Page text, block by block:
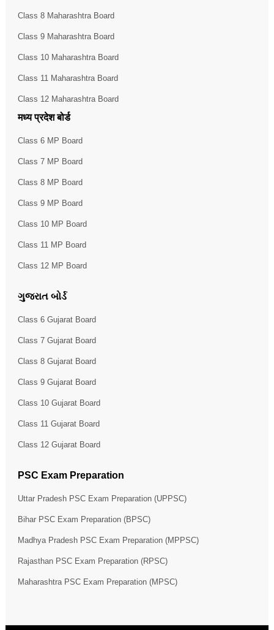
Class 8 Maharashtra Board
Class 9 Maharashtra Board
Class 10 Maharashtra Board
Class 11 Maharashtra Board
Class 12 Maharashtra Board
मध्य प्रदेश बोर्ड
Class 6 MP Board
Class 7 MP Board
Class 8 MP Board
Class 9 MP Board
Class 10 MP Board
Class 11 MP Board
Class 12 MP Board
ગુજરાત બોર્ડ
Class 6 Gujarat Board
Class 7 Gujarat Board
Class 8 Gujarat Board
Class 9 Gujarat Board
Class 10 Gujarat Board
Class 11 Gujarat Board
Class 12 Gujarat Board
PSC Exam Preparation
Uttar Pradesh PSC Exam Preparation (UPPSC)
Bihar PSC Exam Preparation (BPSC)
Madhya Pradesh PSC Exam Preparation (MPPSC)
Rajasthan PSC Exam Preparation (RPSC)
Maharashtra PSC Exam Preparation (MPSC)